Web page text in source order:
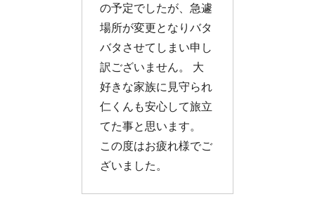
の予定でしたが、急遽
場所が変更となりバタ
バタさせてしまい申し
訳ございません。 大
好きな家族に見守られ
仁くんも安心して旅立
てた事と思います。
この度はお疲れ様でご
ざいました。